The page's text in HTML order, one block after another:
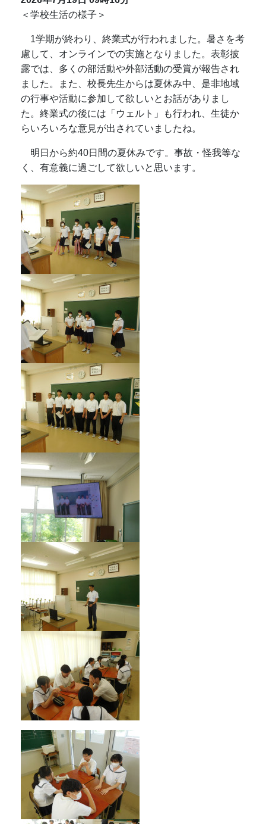
＜学校生活の様子＞
1学期が終わり、終業式が行われました。暑さを考
慮して、オンラインでの実施となりました。表彰披
露では、多くの部活動や外部活動の受賞が報告され
ました。また、校長先生からは夏休み中、是非地域
の行事や活動に参加して欲しいとお話がありまし
た。終業式の後には「ウェルト」も行われ、生徒か
らいろいろな意見が出されていましたね。
明日から約40日間の夏休みです。事故・怪我等な
く、有意義に過ごして欲しいと思います。